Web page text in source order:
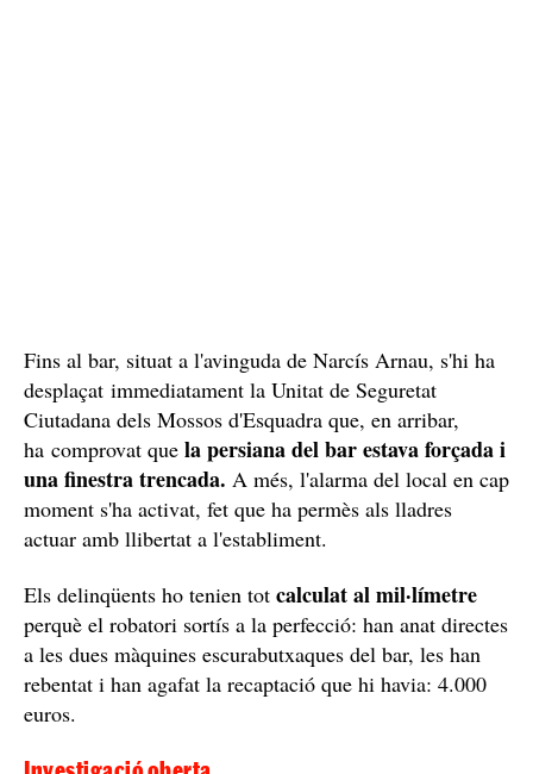
Fins al bar, situat a l'avinguda de Narcís Arnau, s'hi ha
desplaçat immediatament la Unitat de Seguretat
Ciutadana dels Mossos d'Esquadra que, en arribar,
ha comprovat que la persiana del bar estava forçada i
una finestra trencada. A més, l'alarma del local en cap
moment s'ha activat, fet que ha permès als lladres
actuar amb llibertat a l'establiment.
Els delinqüents ho tenien tot calculat al mil·límetre
perquè el robatori sortís a la perfecció: han anat directes
a les dues màquines escurabutxaques del bar, les han
rebentat i han agafat la recaptació que hi havia: 4.000
euros.